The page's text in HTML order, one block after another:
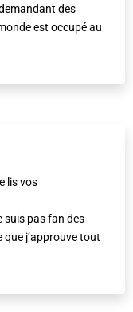
des
est occupé au
lis vos
suis pas fan des
que j’approuve tout